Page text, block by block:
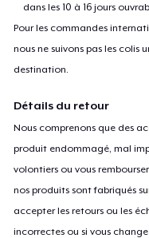
dans les 10 à 16 jours
Pour les commandes
nous ne suivons pas les colis
destination.
Détails du retour
Nous comprenons que des
produit endommagé, mal
volontiers ou vous
nos produits sont fabriqués
accepter les retours ou les
incorrectes ou si vous